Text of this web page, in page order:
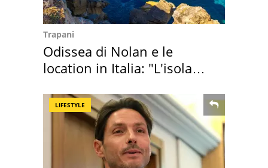
Trapani
Odissea di Nolan e le
location in Italia: "L'isola
LIFESTYLE